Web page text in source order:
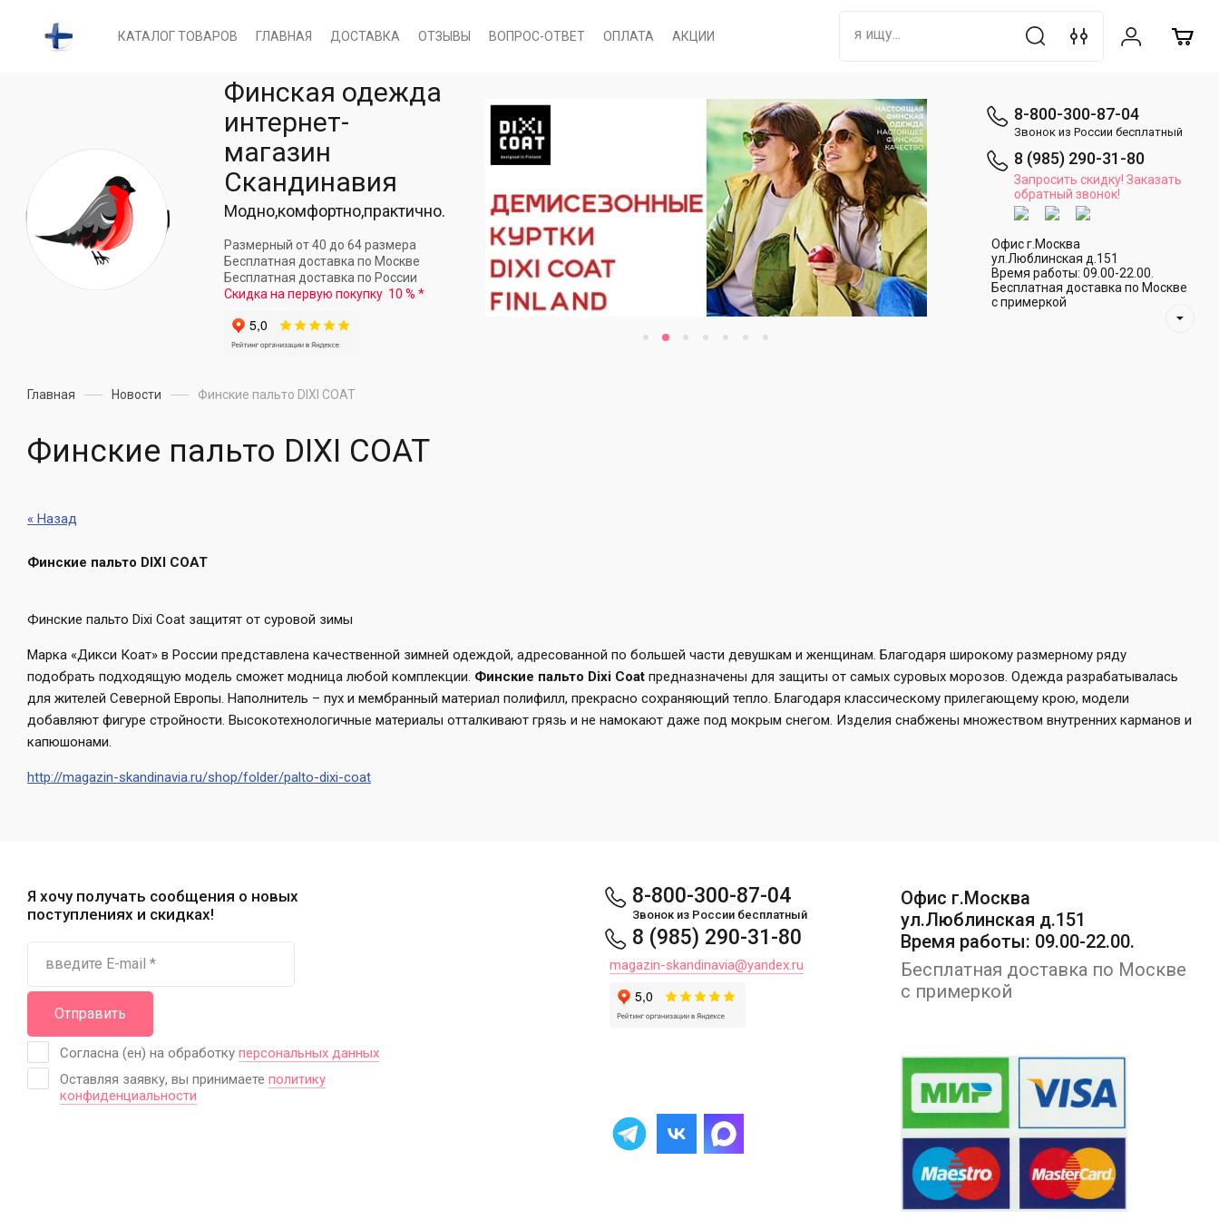
КАТАЛОГ ТОВАРОВ ГЛАВНАЯ ДОСТАВКА ОТЗЫВЫ ВОПРОС-ОТВЕТ ОПЛАТА АКЦИИ
Финская одежда
интернет-
магазин
Скандинавия
Модно,комфортно,практично.
Размерный от 40 до 64 размера
Бесплатная доставка по Москве
Бесплатная доставка по России
Скидка на первую покупку 10 % *
8-800-300-87-04
Звонок из России бесплатный
8 (985) 290-31-80
Запросить скидку! Заказать
обратный звонок!
Офис г.Москва
ул.Люблинская д.151
Время работы: 09.00-22.00.
Бесплатная доставка по Москве
с примеркой
Главная Новости Финские пальто DIXI COAT
Финские пальто DIXI COAT
« Назад
Финские пальто DIXI COAT
Финские пальто Dixi Coat защитят от суровой зимы
Марка «Дикси Коат» в России представлена качественной зимней одеждой, адресованной по большей части девушкам и женщинам. Благодаря широкому размерному ряду
подобрать подходящую модель сможет модница любой комплекции. Финские пальто Dixi Coat предназначены для защиты от самых суровых морозов. Одежда разрабатывалась
для жителей Северной Европы. Наполнитель – пух и мембранный материал полифилл, прекрасно сохраняющий тепло. Благодаря классическому прилегающему крою, модели
добавляют фигуре стройности. Высокотехнологичные материалы отталкивают грязь и не намокают даже под мокрым снегом. Изделия снабжены множеством внутренних карманов и
капюшонами.
http://magazin-skandinavia.ru/shop/folder/palto-dixi-coat
Я хочу получать сообщения о новых
поступлениях и скидках!
Согласна (ен) на обработку персональных данных
Оставляя заявку, вы принимаете политику
конфиденциальности
Отправить
8-800-300-87-04
Звонок из России бесплатный
8 (985) 290-31-80
magazin-skandinavia@yandex.ru
Офис г.Москва
ул.Люблинская д.151
Время работы: 09.00-22.00.
Бесплатная доставка по Москве
с примеркой